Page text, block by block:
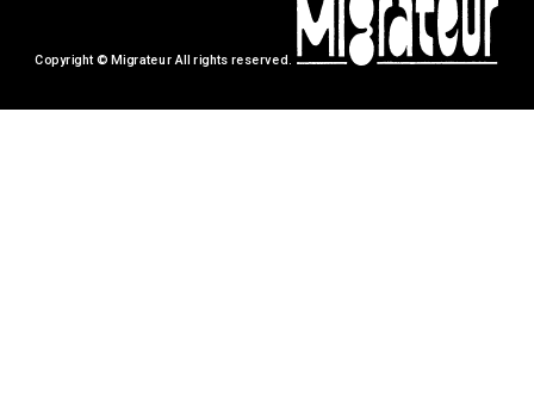
Copyright © Migrateur All rights reserved.